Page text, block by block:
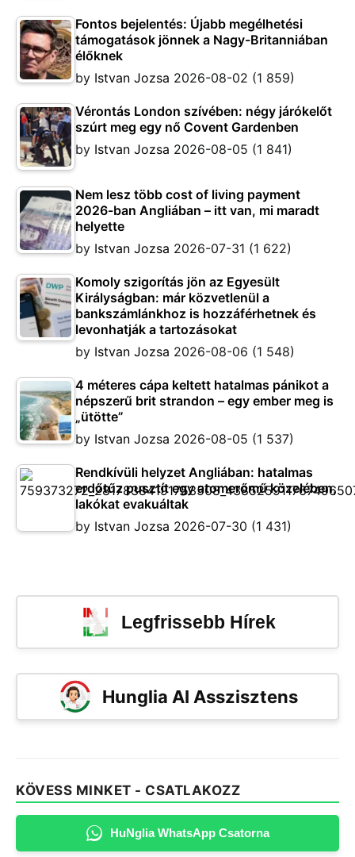
Fontos bejelentés: Újabb megélhetési
támogatások jönnek a Nagy-Britanniában
élőknek
by Istvan Jozsa 2026-08-02 (1 859)
Vérontás London szívében: négy járókelőt
szúrt meg egy nő Covent Gardenben
by Istvan Jozsa 2026-08-05 (1 841)
Nem lesz több cost of living payment
2026-ban Angliában – itt van, mi maradt
helyette
by Istvan Jozsa 2026-07-31 (1 622)
Komoly szigorítás jön az Egyesült
Királyságban: már közvetlenül a
bankszámlánkhoz is hozzáférhetnek és
levonhatják a tartozásokat
by Istvan Jozsa 2026-08-06 (1 548)
4 méteres cápa keltett hatalmas pánikot a
népszerű brit strandon – egy ember meg is
„ütötte”
by Istvan Jozsa 2026-08-05 (1 537)
Rendkívüli helyzet Angliában: hatalmas
erdőtűz pusztít egy atomerőmű közelében,
lakókat evakuáltak
by Istvan Jozsa 2026-07-30 (1 431)
Legfrissebb Hírek
Hunglia AI Asszisztens
KÖVESS MINKET - CSATLAKOZZ
HuNglia WhatsApp Csatorna